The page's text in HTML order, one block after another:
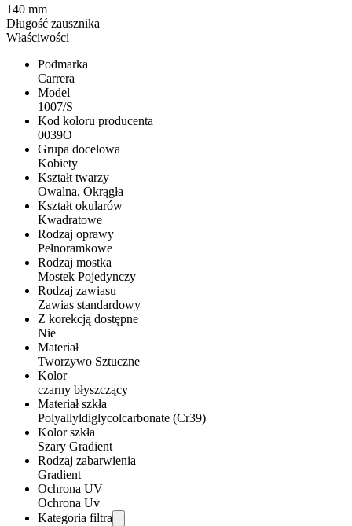
Właściwości
Podmarka
Carrera
Model
1007/S
Kod koloru producenta
0039O
Grupa docelowa
Kobiety
Kształt twarzy
Owalna, Okrągła
Kształt okularów
Kwadratowe
Rodzaj oprawy
Pełnoramkowe
Rodzaj mostka
Mostek Pojedynczy
Rodzaj zawiasu
Zawias standardowy
Z korekcją dostępne
Nie
Materiał
Tworzywo Sztuczne
Kolor
czarny błyszczący
Materiał szkła
Polyallyldiglycolcarbonate (Cr39)
Kolor szkła
Szary Gradient
Rodzaj zabarwienia
Gradient
Ochrona UV
Ochrona Uv
Kategoria filtra
140 mm
Długość zausznika